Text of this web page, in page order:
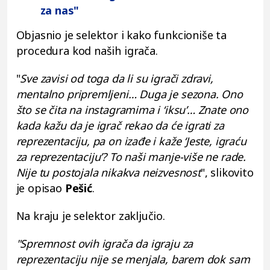
za nas"
Objasnio je selektor i kako funkcioniše ta
procedura kod naših igrača.
"Sve zavisi od toga da li su igrači zdravi,
mentalno pripremljeni… Duga je sezona. Ono
što se čita na instagramima i ‘iksu’… Znate ono
kada kažu da je igrač rekao da će igrati za
reprezentaciju, pa on izađe i kaže ‘Jeste, igraću
za reprezentaciju’? To naši manje-više ne rade.
Nije tu postojala nikakva neizvesnost", slikovito
je opisao Pešić.
Na kraju je selektor zaključio.
"Spremnost ovih igrača da igraju za
reprezentaciju nije se menjala, barem dok sam